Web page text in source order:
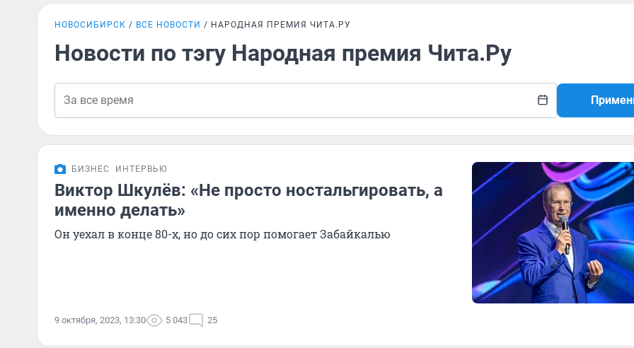
НОВОСИБИРСК ВСЕ НОВОСТИ НАРОДНАЯ ПРЕМИЯ ЧИТА.РУ
Новости по тэгу Народная премия Чита.Ру
БИЗНЕС ИНТЕРВЬЮ
Виктор Шкулёв: «Не просто ностальгировать, а
именно делать»
Он уехал в конце 80-х, но до сих пор помогает Забайкалью
9 октября, 2023, 13:30 5 043 25